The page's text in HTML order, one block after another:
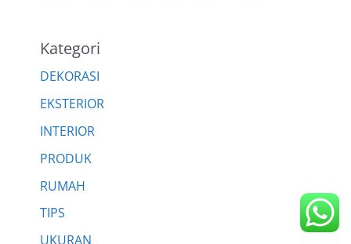
Kategori
DEKORASI
EKSTERIOR
INTERIOR
PRODUK
RUMAH
TIPS
UKURAN